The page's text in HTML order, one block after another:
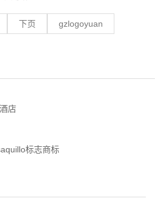
下页 gzlogoyuan
店
标志商标